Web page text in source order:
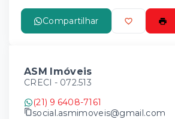
Compartilhar
ASM Imóveis
CRECI - 072.513
(21) 9 6408-7161
social.asmimoveis@gmail.com